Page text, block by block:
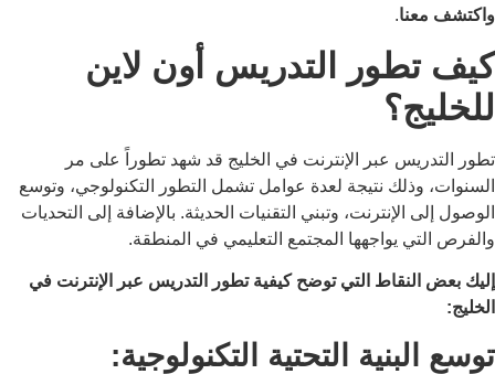
واكتشف معنا.
كيف تطور التدريس أون لاين
للخليج؟
تطور التدريس عبر الإنترنت في الخليج قد شهد تطوراً على مر
السنوات، وذلك نتيجة لعدة عوامل تشمل التطور التكنولوجي، وتوسع
الوصول إلى الإنترنت، وتبني التقنيات الحديثة. بالإضافة إلى التحديات
والفرص التي يواجهها المجتمع التعليمي في المنطقة.
إليك بعض النقاط التي توضح كيفية تطور التدريس عبر الإنترنت في
الخليج:
توسع البنية التحتية التكنولوجية: